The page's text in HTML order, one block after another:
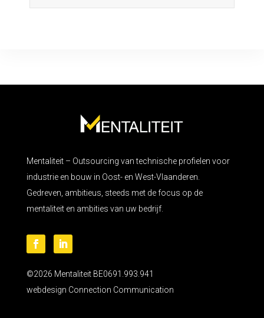
Mentaliteit – Outsourcing van technische profielen voor
industrie en bouw in Oost- en West-Vlaanderen.
Gedreven, ambitieus, steeds met de focus op de
mentaliteit en ambities van uw bedrijf.
©2026 Mentaliteit BE0691.993.941
webdesign Connection Communication